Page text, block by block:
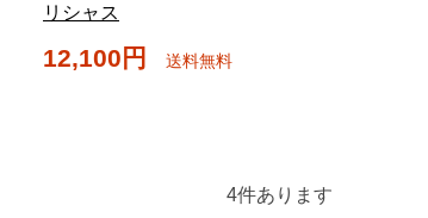
リシャス
12,100円 送料無料
4件あります